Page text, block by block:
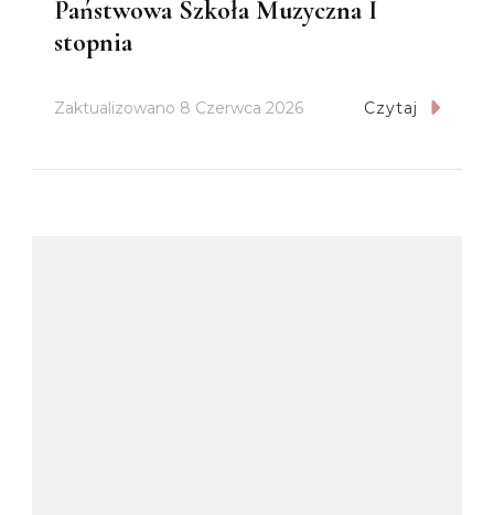
Państwowa Szkoła Muzyczna I
stopnia
Zaktualizowano 8 Czerwca 2026 Czytaj